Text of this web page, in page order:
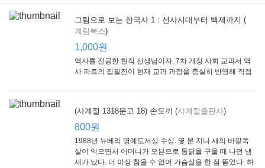
Little, Brown
1,000원
그림으로 보는 한국사 1 : 선사시대부터 백제까지 (
계림북스)
1,000원
역사를 전공한 현직 선생님이자, 7차 개정 사회 교과서 역
사 파트의 집필진이 현재 교과 과정을 충실히 반영해 직접
(사계절 1318문고 18) 손도끼 (사계절출판사)
800원
1988년 뉴베리 명예도서상 수상. 몇 분 지나 새의 바깥쪽
살이 익으면서 어머니가 오븐으로 통닭을 구울 때 나던 냄
새가 났다. 더 이상 참을 수 없어 가슴살을 한 점 뜯었다. 하